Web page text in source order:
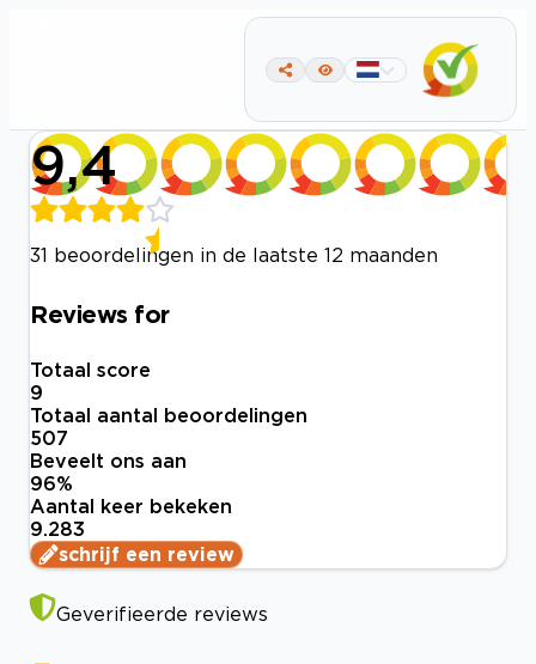
9,4
31 beoordelingen in de laatste 12 maanden
Reviews for
Totaal score
9
Totaal aantal beoordelingen
507
Beveelt ons aan
96%
Aantal keer bekeken
9.283
schrijf een review
Geverifieerde reviews